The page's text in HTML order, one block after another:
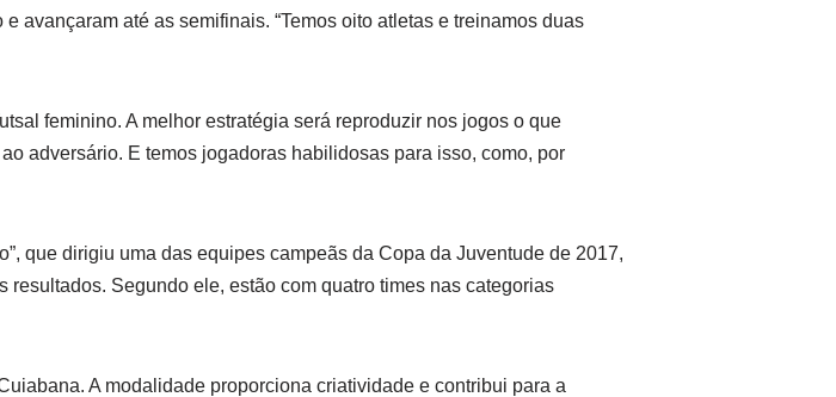
avançaram até as semifinais. “Temos oito atletas e treinamos duas
feminino. A melhor estratégia será reproduzir nos jogos o que
adversário. E temos jogadoras habilidosas para isso, como, por
que dirigiu uma das equipes campeãs da Copa da Juventude de 2017,
Segundo ele, estão com quatro times nas categorias
A modalidade proporciona criatividade e contribui para a